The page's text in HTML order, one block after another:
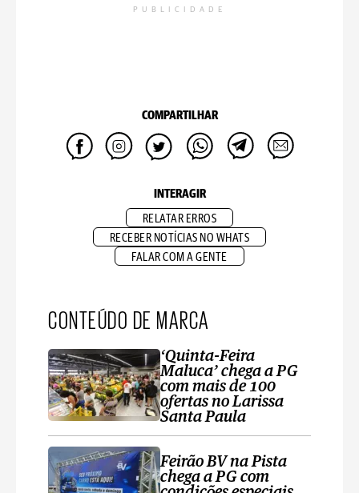
PUBLICIDADE
COMPARTILHAR
INTERAGIR
RELATAR ERROS
RECEBER NOTÍCIAS NO WHATS
FALAR COM A GENTE
CONTEÚDO DE MARCA
‘Quinta-Feira
Maluca’ chega a PG
com mais de 100
ofertas no Larissa
Santa Paula
Feirão BV na Pista
chega a PG com